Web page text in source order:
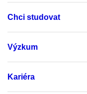
Chci studovat
Výzkum
Kariéra